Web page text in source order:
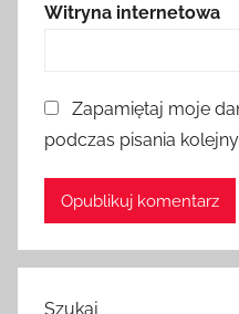
Witryna internetowa
Zapamiętaj moje
podczas pisania
Szukaj